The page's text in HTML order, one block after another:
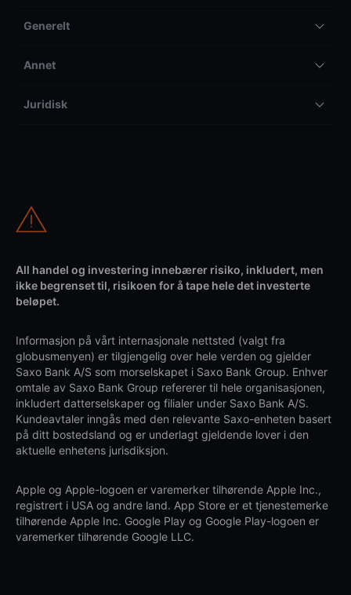
Generelt
Annet
Juridisk
All handel og investering innebærer risiko, inkludert, men
ikke begrenset til, risikoen for å tape hele det investerte
beløpet.
Informasjon på vårt internasjonale nettsted (valgt fra
globusmenyen) er tilgjengelig over hele verden og gjelder
Saxo Bank A/S som morselskapet i Saxo Bank Group. Enhver
omtale av Saxo Bank Group refererer til hele organisasjonen,
inkludert datterselskaper og filialer under Saxo Bank A/S.
Kundeavtaler inngås med den relevante Saxo-enheten basert
på ditt bostedsland og er underlagt gjeldende lover i den
aktuelle enhetens jurisdiksjon.
Apple og Apple-logoen er varemerker tilhørende Apple Inc.,
registrert i USA og andre land. App Store er et tjenestemerke
tilhørende Apple Inc. Google Play og Google Play-logoen er
varemerker tilhørende Google LLC.